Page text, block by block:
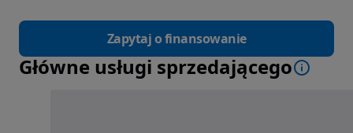
Zapytaj o finansowanie
Główne usługi sprzedającego